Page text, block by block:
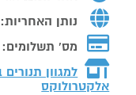
נותן האחריות:
מס' תשלומים:
למגוון
אלקטרולוקס